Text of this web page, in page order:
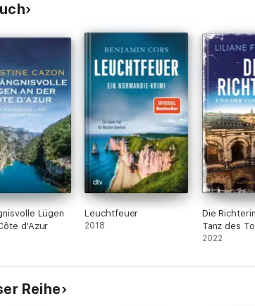
Lügen
d'Azur
Leuchtfeuer
2018
Die
Tanz des
2022
Reihe